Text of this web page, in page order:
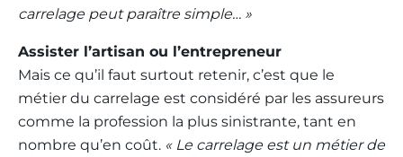
carrelage peut paraître simple… »
Assister l’artisan ou l’entrepreneur
Mais ce qu’il faut surtout retenir, c’est que le
métier du carrelage est considéré par les assureurs
comme la profession la plus sinistrante, tant en
nombre qu’en coût. « Le carrelage est un métier de